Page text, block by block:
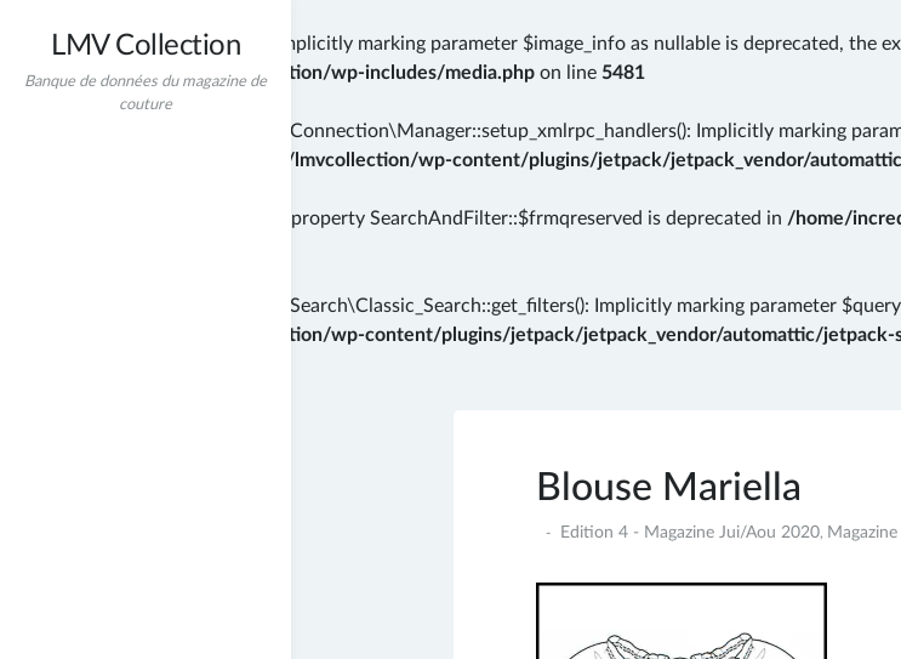
Deprecated: wp_getimagesize(): Implicitly marking parameter $image_info as nullable is deprecated, the
/home/incredibt/www/lmvcollection/wp-includes/media.php on line 5481
: Automattic\Jetpack\Connection\Manager::setup_xmlrpc_handlers(): Implicitly marking
/home/incredibt/www/lmvcollection/wp-content/plugins/jetpack/jetpack_vendor/
: Creation of dynamic property SearchAndFilter::$frmqreserved is deprecated in /home/
: Automattic\Jetpack\Search\Classic_Search::get_filters(): Implicitly marking parameter
/home/incredibt/www/lmvcollection/wp-content/plugins/jetpack/jetpack_vendor/automattic/jetpack-
LMV Collection
Banque de données du magazine de
couture
Blouse Mariella
2020
Edition 4 - Magazine Jui/Aou 2020,